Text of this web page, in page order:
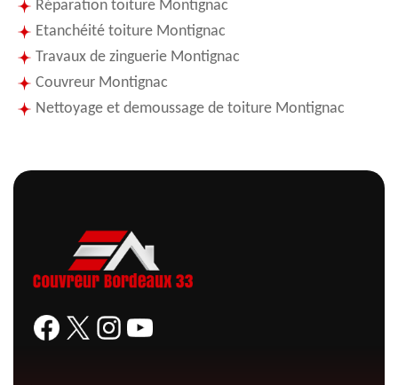
Réparation toiture Montignac
Etanchéité toiture Montignac
Travaux de zinguerie Montignac
Couvreur Montignac
Nettoyage et demoussage de toiture Montignac